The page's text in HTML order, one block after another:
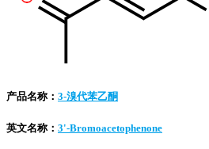
产品名称： 3-溴代苯乙酮
英文名称： 3'-Bromoacetophenone